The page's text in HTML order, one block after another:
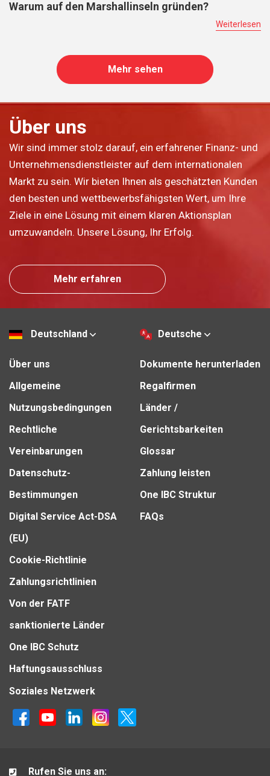
Warum auf den Marshallinseln gründen?
Weiterlesen
Mehr sehen
Über uns
Wir sind immer stolz darauf, ein erfahrener Finanz- und
Unternehmensdienstleister auf dem internationalen
Markt zu sein. Wir bieten Ihnen als geschätzten Kunden
den besten und wettbewerbsfähigsten Wert, um Ihre
Ziele in eine Lösung mit einem klaren Aktionsplan
umzuwandeln. Unsere Lösung, Ihr Erfolg.
Mehr erfahren
Deutschland Deutsche
Über uns
Allgemeine
Nutzungsbedingungen
Rechtliche
Vereinbarungen
Datenschutz-
Bestimmungen
Digital Service Act-DSA
(EU)
Cookie-Richtlinie
Zahlungsrichtlinien
Von der FATF
sanktionierte Länder
One IBC Schutz
Haftungsausschluss
Dokumente herunterladen
Regalfirmen
Länder /
Gerichtsbarkeiten
Glossar
Zahlung leisten
One IBC Struktur
FAQs
Soziales Netzwerk
Rufen Sie uns an: